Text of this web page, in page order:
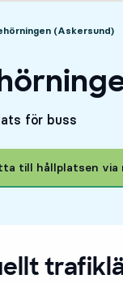
(Askersund)
för buss
till hållplatsen via